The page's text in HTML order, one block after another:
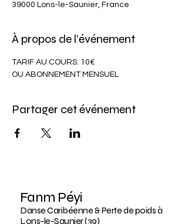
39000 Lons-le-Saunier, France
À propos de l'événement
TARIF AU COURS: 10€
OU ABONNEMENT MENSUEL
Partager cet événement
Fanm Péyi
Danse Caribéenne & Perte de poids à
Lons-le-Saunier (39)